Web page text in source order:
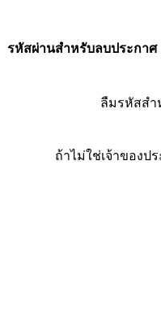
รหัสผ่านสำหรับลบประกาศ
ลืมรหัสส
ถ้าไม่ใช่เจ้าของป